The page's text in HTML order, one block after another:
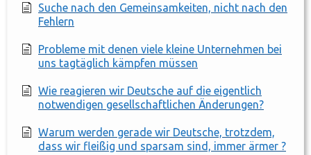
Suche nach den Gemeinsamkeiten, nicht nach den
Fehlern
Probleme mit denen viele kleine Unternehmen bei
uns tagtäglich kämpfen müssen
Wie reagieren wir Deutsche auf die eigentlich
notwendigen gesellschaftlichen Änderungen?
Warum werden gerade wir Deutsche, trotzdem,
dass wir fleißig und sparsam sind, immer ärmer ?